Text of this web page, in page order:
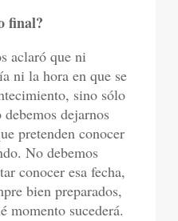
final?
aclaró que ni
ni la hora en que se
sino sólo
dejarnos
pretenden conocer
No debemos
conocer esa fecha,
bien preparados,
momento sucederá.